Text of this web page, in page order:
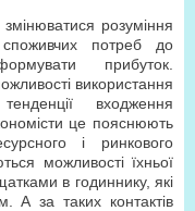
розуміння
потреб до
прибуток.
використання
входження
це пояснюють
і ринкового
можливості їхньої
в годиннику, які
А за таких контактів